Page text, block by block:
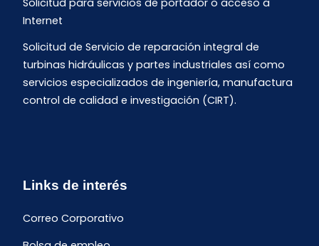
Solicitud para servicios de portador o acceso a
Internet
Solicitud de Servicio de reparación integral de
turbinas hidráulicas y partes industriales así como
servicios especializados de ingeniería, manufactura
control de calidad e investigación (CIRT).
Links de interés
Correo Corporativo